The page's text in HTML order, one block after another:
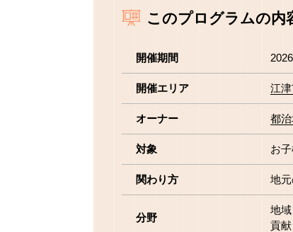
このプログラムの内
開催期間
開催エリア 江
オーナー 都
対象 お
関わり方 地
分野
地
貢献